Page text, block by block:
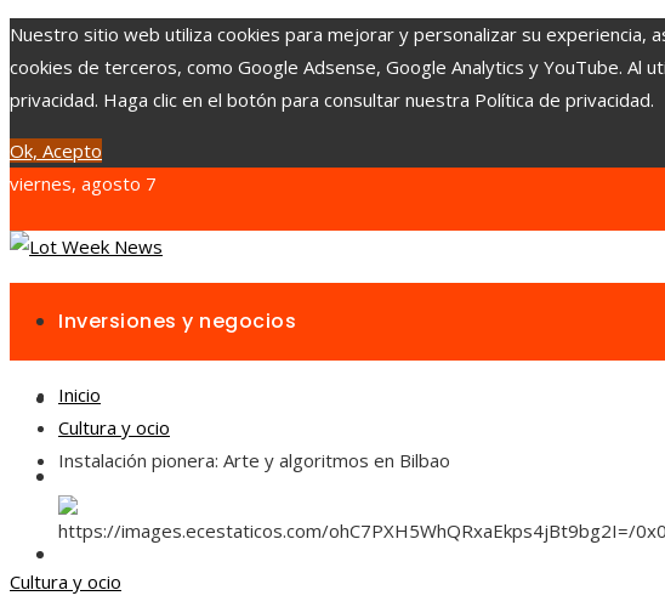
Nuestro sitio web utiliza cookies para mejorar y personalizar su experiencia,
cookies de terceros, como Google Adsense, Google Analytics y YouTube.
privacidad. Haga clic en el botón para consultar nuestra Política de privacidad.
Ok, Acepto
viernes, agosto 7
Inversiones y negocios
Responsabilidad social
Cultura y ocio
Inicio
Cultura y ocio
Instalación pionera: Arte y algoritmos en Bilbao
Cultura y ocio